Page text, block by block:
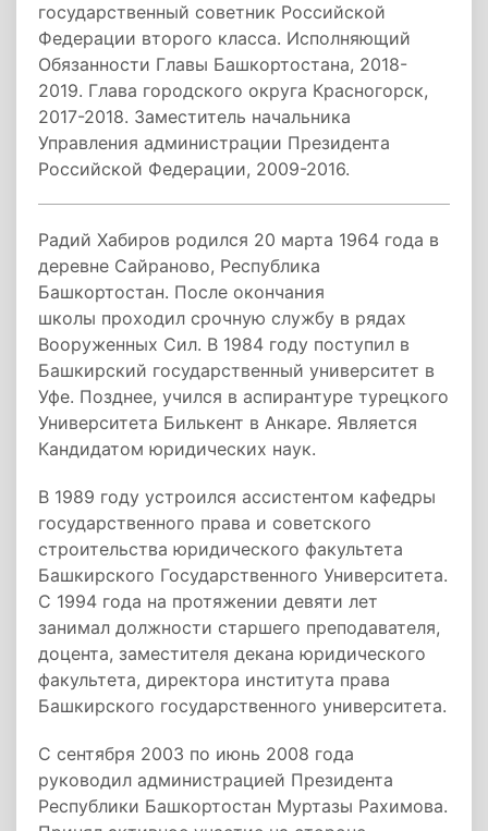
государственный советник Российской
Федерации второго класса. Исполняющий
Обязанности Главы Башкортостана, 2018-
2019. Глава городского округа Красногорск,
2017-2018. Заместитель начальника
Управления администрации Президента
Российской Федерации, 2009-2016.
Радий Хабиров родился 20 марта 1964 года в
деревне Сайраново, Республика
Башкортостан. После окончания
школы проходил срочную службу в рядах
Вооруженных Сил. В 1984 году поступил в
Башкирский государственный университет в
Уфе. Позднее, учился в аспирантуре турецкого
Университета Билькент в Анкаре. Является
Кандидатом юридических наук.
В 1989 году устроился ассистентом кафедры
государственного права и советского
строительства юридического факультета
Башкирского Государственного Университета.
С 1994 года на протяжении девяти лет
занимал должности старшего преподавателя,
доцента, заместителя декана юридического
факультета, директора института права
Башкирского государственного университета.
С сентября 2003 по июнь 2008 года
руководил администрацией Президента
Республики Башкортостан Муртазы Рахимова.